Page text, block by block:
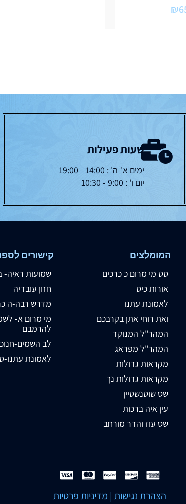
₪
שעות פעילות
ימים א'-ה' : 14:00 - 19:00
יום ו' : 9:00 - 10:30
המומלצים
סט מי מרום כ כרכים
אורות כיס
לאמונת עתנו
ואת רוחי אתן בקרבכם
המהר"ל המנוקד
המהר"ל מפראג
מקראות גדולות
מקראות גדולות נך
שס שוטנשטיין
עין איה ברכות
שס עוז והדר מורחב
קישורים
שמועות
חזון עובדיה
מדרש רבה-ה
מי מרום א-
להרמבם
לב השמים-
לאמונת עתנו-
הצהרת נגישות | מדיניות פרטיות